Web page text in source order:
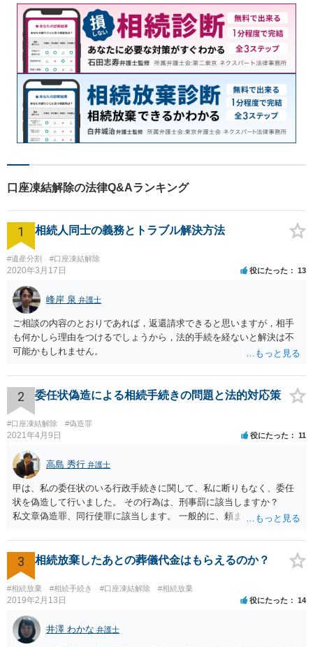
口座凍結解除の法律Q&Aランキング
1 相続人同士の義務とトラブル解決方法
#遺産分割 #口座凍結解除
2020年3月17日 役にたった 13
峰岸 泉 弁護士
ご相談の内容のとおりであれば，返還請求できると思いますが，相手
も何かしら理由をつけるでしょうから，法的手続を経ないと解決は不
可能かもしれません。
2 委任状偽造による相続手続きの問題と法的対応策
#口座凍結解除 #偽造罪
2021年4月9日 役にたった 11
高島 秀行 弁護士
甲は、私の委任状のいる行政手続きに関して、私に断りもなく、委任
状を偽造して行いました。 その行為は、刑事罰に該当しますか？
私文章偽造罪、同行使罪に該当します。 一般的に、頼まれた（委任さ
か？ 委任状を偽造して使用することはまでは依頼の範囲ではない
ので できないと思います。
3 相続放棄したあとの葬儀代金はもらえるのか？
#相続放棄 #相続手続き #口座凍結解除 #相続放棄
2019年2月13日 役にたった 14
井澤 わかな 弁護士